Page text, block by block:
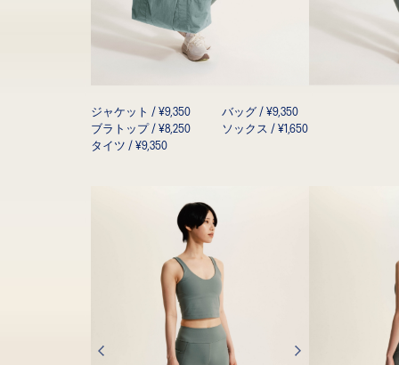
ジャケット / ¥9,350
ブラトップ / ¥8,250
タイツ / ¥9,350
バッグ / ¥9,350
ソックス / ¥1,650